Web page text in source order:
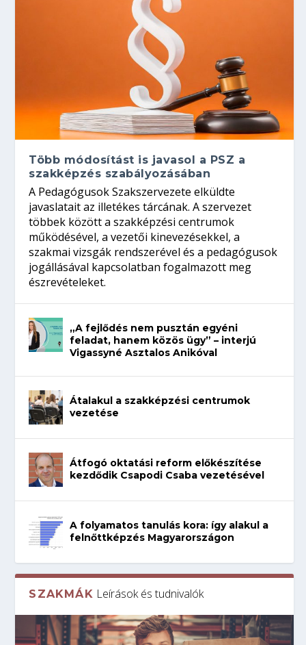
Több módosítást is javasol a PSZ a
szakképzés szabályozásában
A Pedagógusok Szakszervezete elküldte
javaslatait az illetékes tárcának. A szervezet
többek között a szakképzési centrumok
működésével, a vezetői kinevezésekkel, a
szakmai vizsgák rendszerével és a pedagógusok
jogállásával kapcsolatban fogalmazott meg
észrevételeket.
„A fejlődés nem pusztán egyéni
feladat, hanem közös ügy” – interjú
Vigassyné Asztalos Anikóval
Átalakul a szakképzési centrumok
vezetése
Átfogó oktatási reform előkészítése
kezdődik Csapodi Csaba vezetésével
A folyamatos tanulás kora: így alakul a
felnőttképzés Magyarországon
SZAKMÁK Leírások és tudnivalók